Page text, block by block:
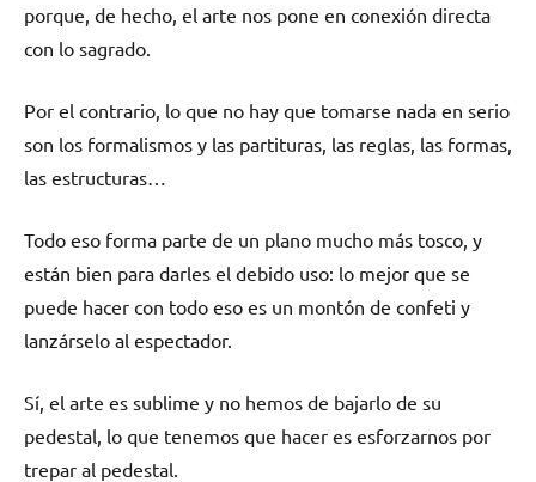
porque, de hecho, el arte nos pone en conexión directa
con lo sagrado.
Por el contrario, lo que no hay que tomarse nada en serio
son los formalismos y las partituras, las reglas, las formas,
las estructuras…
Todo eso forma parte de un plano mucho más tosco, y
están bien para darles el debido uso: lo mejor que se
puede hacer con todo eso es un montón de confeti y
lanzárselo al espectador.
Sí, el arte es sublime y no hemos de bajarlo de su
pedestal, lo que tenemos que hacer es esforzarnos por
trepar al pedestal.